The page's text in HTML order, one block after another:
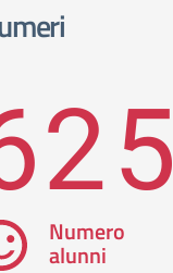
Numero
alunni